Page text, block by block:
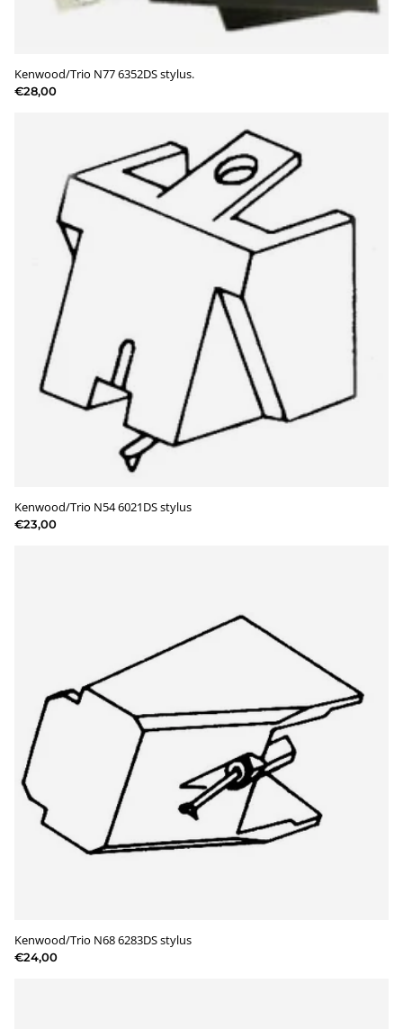
Kenwood/Trio N77 6352DS stylus.
€28,00
Kenwood/Trio N54 6021DS stylus
€23,00
Kenwood/Trio N68 6283DS stylus
€24,00